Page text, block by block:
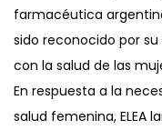
farmacéutica
sido reconocido por
con la salud de las
En respuesta a la
salud femenina, ELEA